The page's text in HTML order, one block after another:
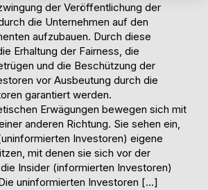
der Veröffentlichung der
die Unternehmen auf den
aufzubauen. Durch diese
Erhaltung der Fairness, die
und die Beschützung der
vor Ausbeutung durch die
garantiert werden.
Erwägungen bewegen sich mit
anderen Richtung. Sie sehen ein,
Investoren) eigene
mit denen sie sich vor der
Insider (informierten Investoren)
uninformierten Investoren […]